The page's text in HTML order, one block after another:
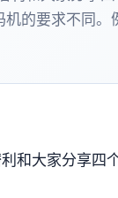
的要求不同
和大家分享四